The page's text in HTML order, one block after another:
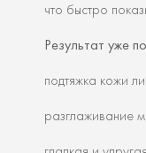
что быстро
Результат уже
подтяжка кожи
разглаживание